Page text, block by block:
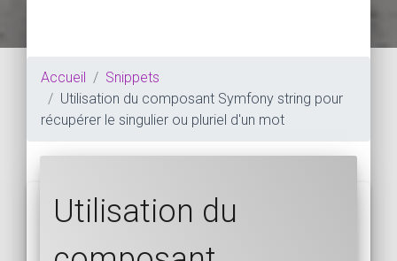
Accueil
Snippets
Utilisation du composant Symfony string pour
récupérer le singulier ou pluriel d'un mot
Utilisation du